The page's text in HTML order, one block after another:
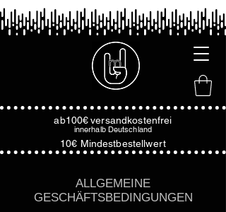
ab100€ versandkostenfrei
innerhalbDeutschland
10€ Mindestbestellwert
ALLGEMEINE
GESCHÄFTSBEDINGUNGEN